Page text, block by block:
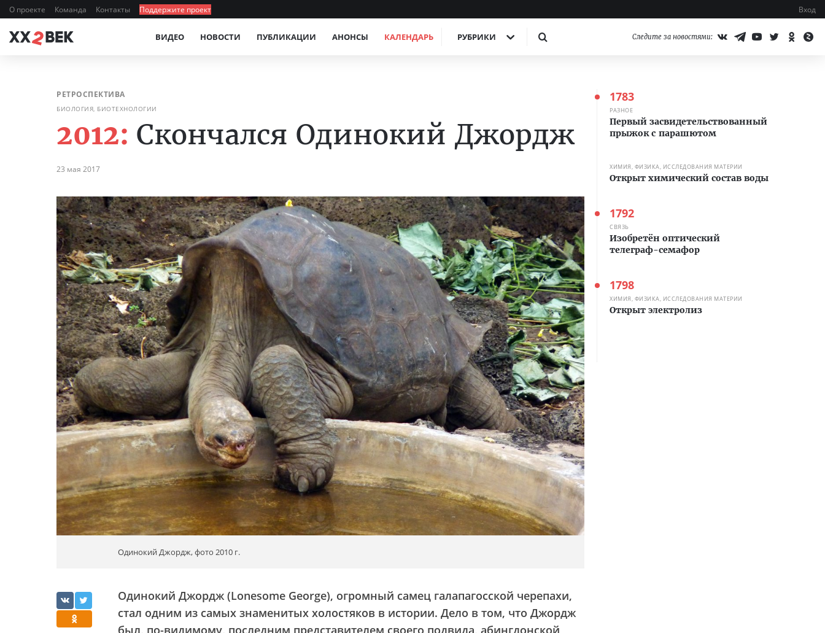
О проекте Команда Контакты Поддержите проект Вход
ВИДЕО НОВОСТИ ПУБЛИКАЦИИ АНОНСЫ КАЛЕНДАРЬ РУБРИКИ Следите за новостями:
РЕТРОСПЕКТИВА
БИОЛОГИЯ, БИОТЕХНОЛОГИИ
2012: Скончался Одинокий Джордж
23 мая 2017
Одинокий Джордж, фото 2010 г.
Одинокий Джордж (Lonesome George), огромный самец галапагосской черепахи,
стал одним из самых знаменитых холостяков в истории. Дело в том, что Джордж
был, по-видимому, последним представителем своего подвида, абингдонской
1783
РАЗНОЕ
Первый засвидетельствованный
прыжок с парашютом
ХИМИЯ, ФИЗИКА, ИССЛЕДОВАНИЯ МАТЕРИИ
Открыт химический состав воды
1792
СВЯЗЬ
Изобретён оптический
телеграф-семафор
1798
ХИМИЯ, ФИЗИКА, ИССЛЕДОВАНИЯ МАТЕРИИ
Открыт электролиз